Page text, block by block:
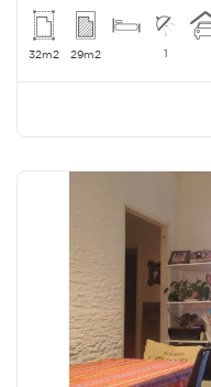
32m2 29m2 1